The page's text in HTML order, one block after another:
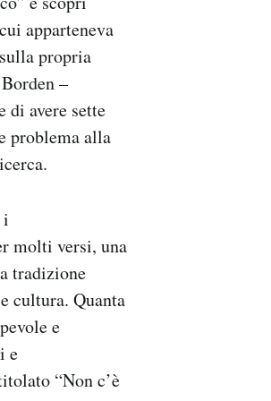
apparteneva
propria
–
di avere sette
problema alla
i
molti versi, una
tradizione
cultura. Quanta
e
e
“Non c’è